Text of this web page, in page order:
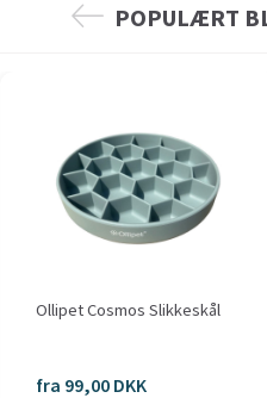
POPULÆRT
Ollipet Cosmos Slikkeskål
fra 99,00 DKK